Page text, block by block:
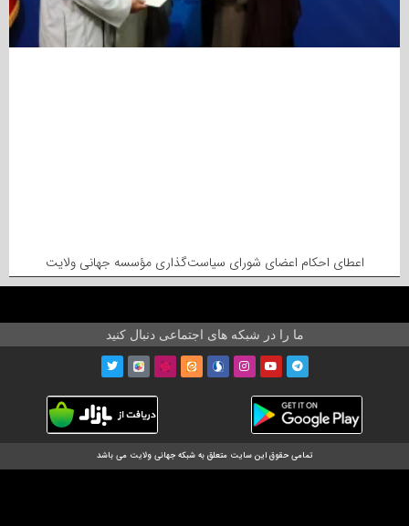
اعطای احکام اعضای شورای سیاست‌گذاری مؤسسه جهانی ولایت
ما را در شبکه های اجتماعی دنبال کنید
تمامی حقوق این سایت متعلق به شبکه جهانی ولایت می باشد